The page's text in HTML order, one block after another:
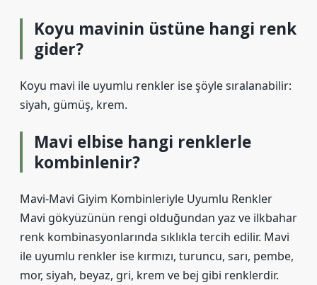
Koyu mavinin üstüne hangi renk
gider?
Koyu mavi ile uyumlu renkler ise şöyle sıralanabilir:
siyah, gümüş, krem.
Mavi elbise hangi renklerle
kombinlenir?
Mavi-Mavi Giyim Kombinleriyle Uyumlu Renkler
Mavi gökyüzünün rengi olduğundan yaz ve ilkbahar
renk kombinasyonlarında sıklıkla tercih edilir. Mavi
ile uyumlu renkler ise kırmızı, turuncu, sarı, pembe,
mor, siyah, beyaz, gri, krem ​​ve bej gibi renklerdir.